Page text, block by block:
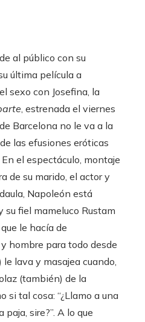
al público con su
última película a
sexo con Josefina, la
, estrenada el viernes
Barcelona no le va a la
las efusiones eróticas
el espectáculo, montaje
de su marido, el actor y
Napoleón está
su fiel mameluco Rustam
le hacía de
hombre para todo desde
lava y masajea cuando,
(también) de la
si tal cosa: “¿Llamo a una
sire?”. A lo que